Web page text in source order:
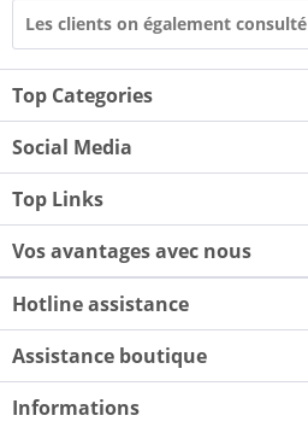
Les clients on également consulté
Top Categories
Social Media
Top Links
Vos avantages avec nous
Hotline assistance
Assistance boutique
Informations